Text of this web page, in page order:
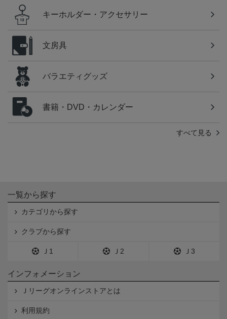
キーホルダー・アクセサリー
文房具
バラエティグッズ
書籍・DVD・カレンダー
すべて見る
一覧から探す
カテゴリから探す
クラブから探す
Ｊ1 Ｊ2 Ｊ3
インフォメーション
Ｊリーグオンラインストアとは
利用規約